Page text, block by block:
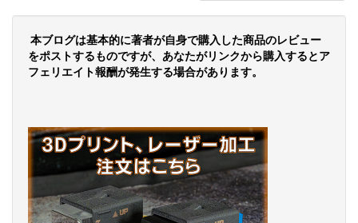
ビ
ゲ
ー
ョ
ン
本ブログは基本的に著者が自身で購入した商品のレビュー
をポストするものですが、あなたがリンクから購入するとア
フェリエイト報酬が発生する場合があります。